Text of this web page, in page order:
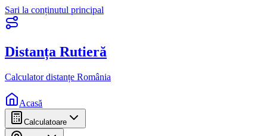
Sari la conținutul principal
Distanța Rutieră
Calculator distanțe România
Acasă
Calculatoare